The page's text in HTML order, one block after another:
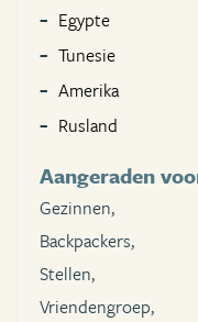
Egypte
Tunesie
Amerika
Rusland
Aangeraden
Gezinnen,
Backpackers,
Stellen,
Vriendengroep,